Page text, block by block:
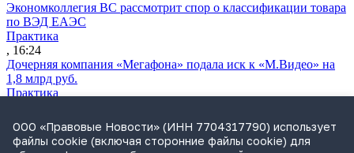
Экономколлегия ВС рассмотрит спор о классификации товара
по ВЭД ЕАЭС
Практика
, 16:24
Дочерняя компания «Мегафона» подала иск к «М.Видео» на
1,8 млрд руб.
Практика
СИП проверит отмену патента на систему управления
устройствами после возражений «Яндекса»
Практика
ООО «Правовые Новости» (ИНН 7704317790) использует
файлы cookie (включая сторонние файлы cookie) для